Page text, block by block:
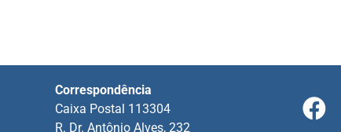
Correspondência
Caixa Postal 113304
R. Dr. Antônio Alves, 232